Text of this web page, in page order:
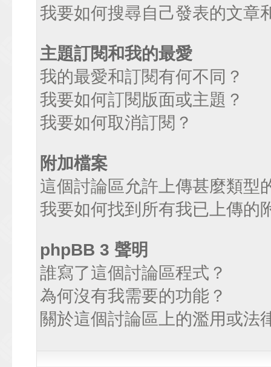
我要如何搜尋自己發表的文章
主題訂閱和我的最愛
我的最愛和訂閱有何不同？
我要如何訂閱版面或主題？
我要如何取消訂閱？
附加檔案
這個討論區允許上傳甚麼類型
我要如何找到所有我已上傳的
phpBB 3 聲明
誰寫了這個討論區程式？
為何沒有我需要的功能？
關於這個討論區上的濫用或法